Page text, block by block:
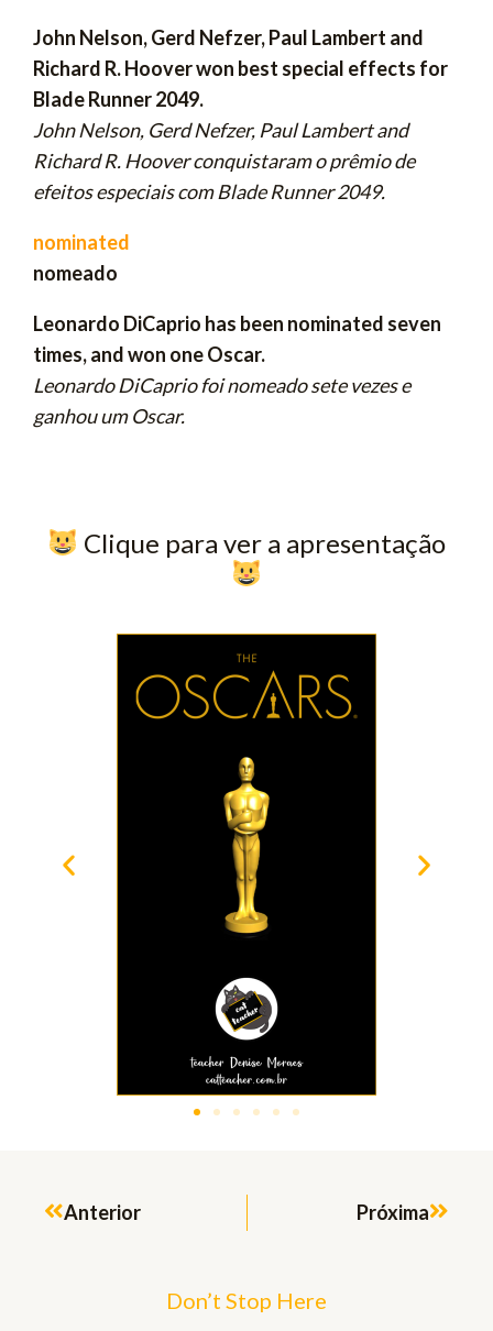
John Nelson, Gerd Nefzer, Paul Lambert and
Richard R. Hoover won best special effects for
Blade Runner 2049.
John Nelson, Gerd Nefzer, Paul Lambert and
Richard R. Hoover conquistaram o prêmio de
efeitos especiais com Blade Runner 2049.
nominated
nomeado
Leonardo DiCaprio has been nominated seven
times, and won one Oscar.
Leonardo DiCaprio foi nomeado sete vezes e
ganhou um Oscar.
​ Clique para ver a apresentação
Anterior Próxima
Don’t Stop Here